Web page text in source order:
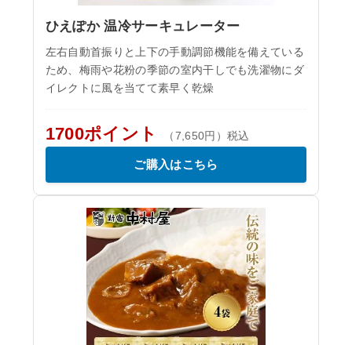
ひえぽか 温冷サーキュレーター
左右自動首振りと上下の手動調節機能を備えている
ため、梅雨や花粉の季節の室内干しでも洗濯物にダ
イレクトに風を当てて素早く乾燥
1700ポイント （7,650円）税込
ご購入はこちら